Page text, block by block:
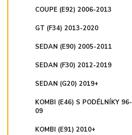
COUPE (E92) 2006-2013
GT (F34) 2013-2020
SEDAN (E90) 2005-2011
SEDAN (F30) 2012-2019
SEDAN (G20) 2019+
KOMBI (E46) S PODÉLNÍKY 96-
09
KOMBI (E91) 2010+